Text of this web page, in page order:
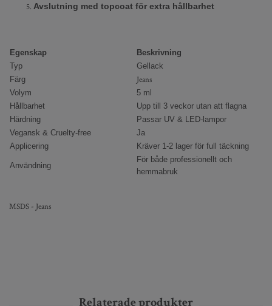
Avslutning med topcoat för extra hållbarhet
Egenskap
Beskrivning
Typ
Gellack
Färg
Jeans
Volym
5 ml
Hållbarhet
Upp till 3 veckor utan att flagna
Härdning
Passar UV & LED-lampor
Vegansk & Cruelty-free
Ja
Applicering
Kräver 1-2 lager för full täckning
Användning
För både professionellt och
hemmabruk
MSDS - Jeans